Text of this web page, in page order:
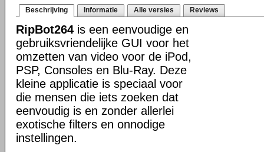
Beschrijving Informatie Alle versies Reviews
RipBot264 is een eenvoudige en
gebruiksvriendelijke GUI voor het
omzetten van video voor de iPod,
PSP, Consoles en Blu-Ray. Deze
kleine applicatie is speciaal voor
die mensen die iets zoeken dat
eenvoudig is en zonder allerlei
exotische filters en onnodige
instellingen.